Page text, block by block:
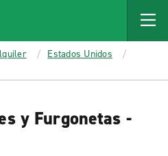
Estados Unidos
y Furgonetas -